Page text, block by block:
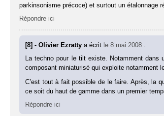
parkinsonisme précoce) et surtout un étalonnage
Répondre ici
[8] - Olivier Ezrattya écrit le 8 mai 2008 :
La techno pour le tilt existe. Notamment
composant miniaturisé qui exploite notamment
C’est tout à fait possible de le faire. Après, la
ce soit du haut de gamme dans un premier
Répondre ici